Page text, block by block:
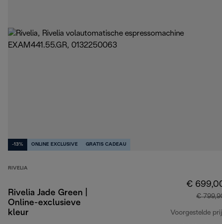
-13% ONLINE EXCLUSIVE GRATIS CADEAU
RIVELIA
Rivelia Jade Green |
Online-exclusieve
kleur
€
€
Voorgestelde